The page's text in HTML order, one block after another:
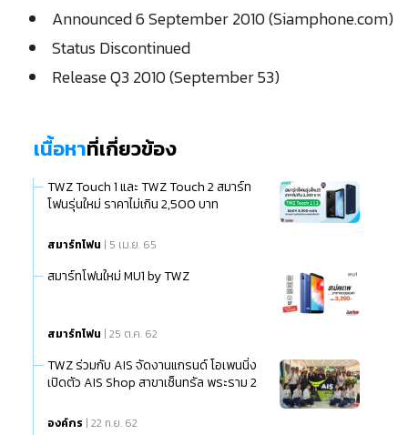
Announced 6 September 2010 (Siamphone.com)
Status Discontinued
Release Q3 2010 (September 53)
เนื้อหาที่เกี่ยวข้อง
TWZ Touch 1 และ TWZ Touch 2 สมาร์ท
โฟนรุ่นใหม่ ราคาไม่เกิน 2,500 บาท
สมาร์ทโฟน | 5 เม.ย. 65
สมาร์ทโฟนใหม่ MU1 by TWZ
สมาร์ทโฟน | 25 ต.ค. 62
TWZ ร่วมกับ AIS จัดงานแกรนด์ โอเพนนิ่ง
เปิดตัว AIS Shop สาขาเซ็นทรัล พระราม 2
องค์กร | 22 ก.ย. 62